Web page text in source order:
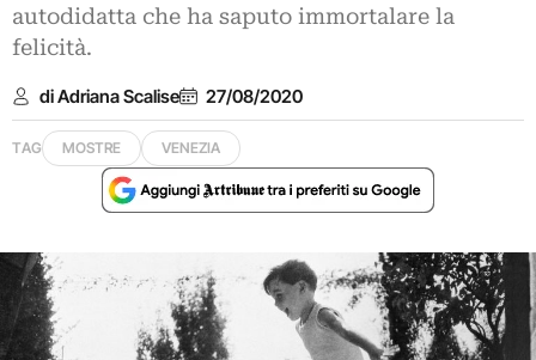
autodidatta che ha saputo immortalare la
felicità.
di Adriana Scalise 27/08/2020
TAG MOSTRE VENEZIA